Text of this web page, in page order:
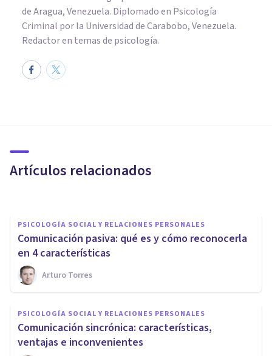
de Aragua, Venezuela. Diplomado en Psicología
Criminal por la Universidad de Carabobo, Venezuela.
Redactor en temas de psicología.
Artículos relacionados
quiso decir “no” y todo acabó
PSICOLOGÍA SOCIAL Y RELACIONES PERSONALES
Comunicación pasiva: qué es y cómo reconocerla
en 4 características
Arturo Torres
PSICOLOGÍA SOCIAL Y RELACIONES PERSONALES
Comunicación sincrónica: características,
ventajas e inconvenientes
Comunicación asertiva: cómo
expresarse de manera clara